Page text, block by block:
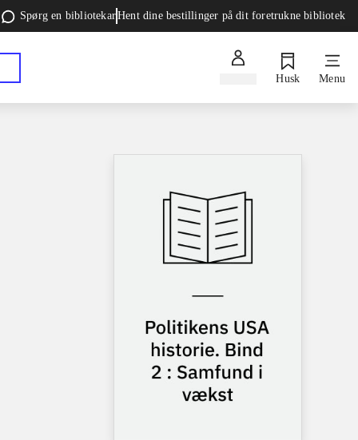
Spørg en bibliotekarHent dine bestillinger på dit foretrukne bibliotek
Husk Menu